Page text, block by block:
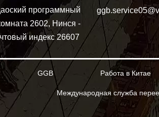
программный
2602, Нинся -
индекс 26607
GGB Работа в Китае
Международная служба